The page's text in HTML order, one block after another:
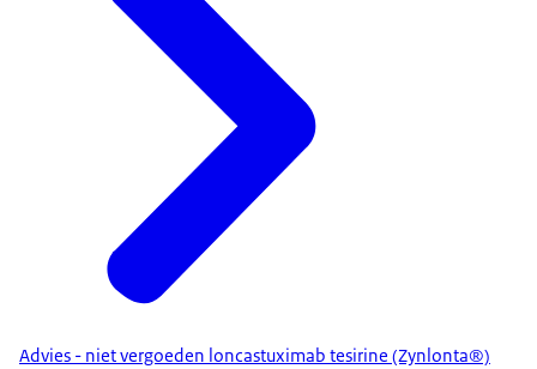
Advies - niet vergoeden loncastuximab tesirine (Zynlonta®)